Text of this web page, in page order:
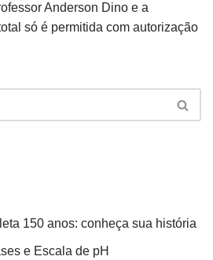
Anderson Dino e a
só é permitida com autorização
150 anos: conheça sua história
e Escala de pH